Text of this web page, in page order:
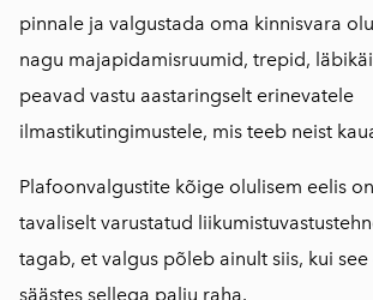
pinnale ja valgustada oma kinnisvara
nagu majapidamisruumid, trepid,
peavad vastu aastaringselt erinevatele
ilmastikutingimustele, mis teeb neist
Plafoonvalgustite kõige olulisem eelis
tavaliselt varustatud
tagab, et valgus põleb ainult siis, kui
säästes sellega palju raha.